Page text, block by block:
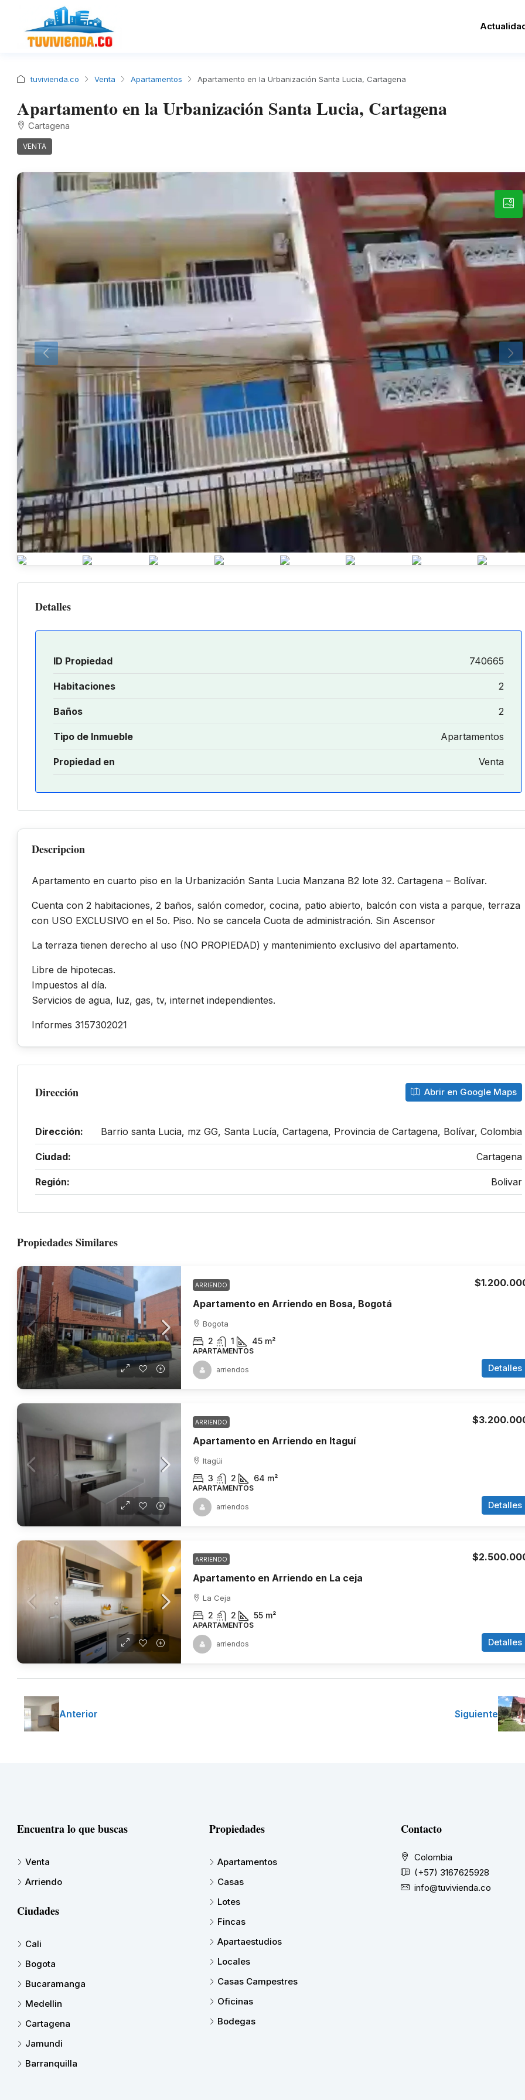
tuvivienda.co Venta Apartamentos Apartamento en la Urbanización Santa Lucia, Cartagena
Apartamento en la Urbanización Santa Lucia, Cartagena
Cartagena
VENTA
Detalles
ID Propiedad 740665
Habitaciones 2
Baños 2
Tipo de Inmueble Apartamentos
Propiedad en Venta
Descripcion
Apartamento en cuarto piso en la Urbanización Santa Lucia Manzana B2 lote 32. Cartagena – Bolívar.
Cuenta con 2 habitaciones, 2 baños, salón comedor, cocina, patio abierto, balcón con vista a parque, terraza
con USO EXCLUSIVO en el 5o. Piso. No se cancela Cuota de administración. Sin Ascensor
La terraza tienen derecho al uso (NO PROPIEDAD) y mantenimiento exclusivo del apartamento.
Libre de hipotecas.
Impuestos al día.
Servicios de agua, luz, gas, tv, internet independientes.
Informes 3157302021
Dirección Abrir en Google Maps
Dirección: Barrio santa Lucia, mz GG, Santa Lucía, Cartagena, Provincia de Cartagena, Bolívar, Colombia
Ciudad: Cartagena
Región: Bolivar
Propiedades Similares
ARRIENDO
Apartamento en Arriendo en Bosa, Bogotá
Bogota
2 1 45 m²
APARTAMENTOS
Detalles
arriendos
ARRIENDO
Apartamento en Arriendo en Itaguí
Itagüi
3 2 64 m²
APARTAMENTOS
Detalles
arriendos
ARRIENDO
Apartamento en Arriendo en La ceja
La Ceja
2 2 55 m²
APARTAMENTOS
Detalles
arriendos
Anterior Siguiente
Encuentra lo que buscas
Venta
Arriendo
Ciudades
Cali
Bogota
Bucaramanga
Medellin
Cartagena
Jamundi
Barranquilla
Propiedades
Apartamentos
Casas
Lotes
Fincas
Apartaestudios
Locales
Casas Campestres
Oficinas
Bodegas
Contacto
Colombia
(+57) 3167625928
info@tuvivienda.co